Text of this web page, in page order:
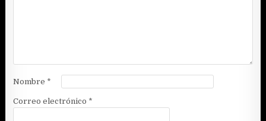
Nombre *
Correo electrónico *